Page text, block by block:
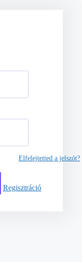
Elfelejtetted a jelszót?
Regisztráció